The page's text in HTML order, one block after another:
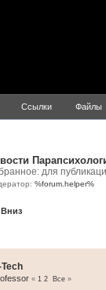
Ссылки Файлы
для
%forum.helper%
Вниз
« 1 2 Все »